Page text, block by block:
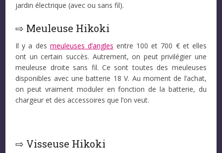
jardin électrique (avec ou sans fil).
⇨ Meuleuse Hikoki
Il y a des meuleuses d’angles entre 100 et 700 € et elles
ont un certain succès. Autrement, on peut privilégier une
meuleuse droite sans fil. Ce sont toutes des meuleuses
disponibles avec une batterie 18 V. Au moment de l’achat,
on peut vraiment moduler en fonction de la batterie, du
chargeur et des accessoires que l’on veut.
⇨ Visseuse Hikoki